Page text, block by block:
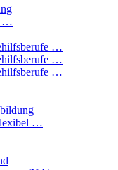
…
…
…
…
…